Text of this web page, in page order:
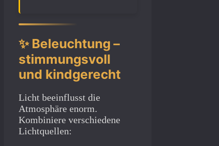
✨ Beleuchtung –
stimmungsvoll
und kindgerecht
Licht beeinflusst die
Atmosphäre enorm.
Kombiniere verschiedene
Lichtquellen: